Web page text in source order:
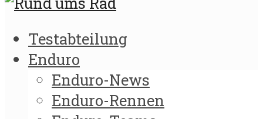
Testabteilung
Enduro
Enduro-News
Enduro-Rennen